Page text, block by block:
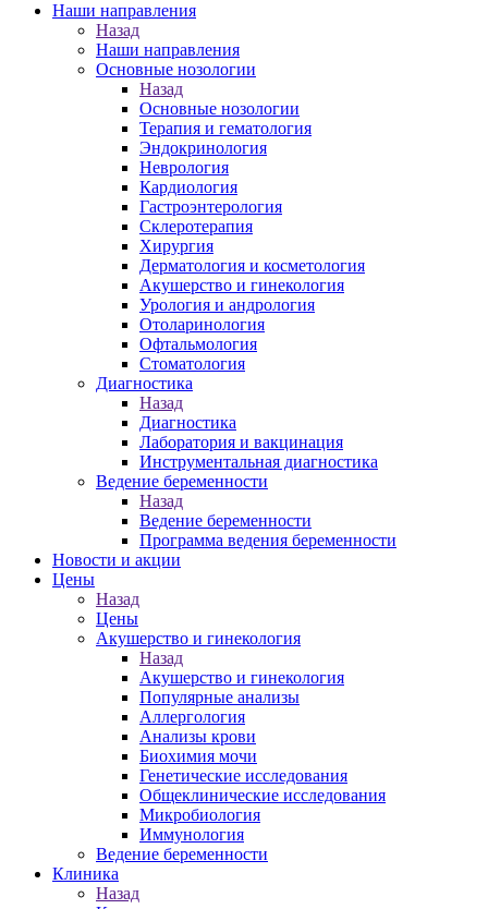
Наши направления
Назад
Наши направления
Основные нозологии
Назад
Основные нозологии
Терапия и гематология
Эндокринология
Неврология
Кардиология
Гастроэнтерология
Склеротерапия
Хирургия
Дерматология и косметология
Акушерство и гинекология
Урология и андрология
Отоларинология
Офтальмология
Стоматология
Диагностика
Назад
Диагностика
Лаборатория и вакцинация
Инструментальная диагностика
Ведение беременности
Назад
Ведение беременности
Программа ведения беременности
Новости и акции
Цены
Назад
Цены
Акушерство и гинекология
Назад
Акушерство и гинекология
Популярные анализы
Аллергология
Анализы крови
Биохимия мочи
Генетические исследования
Общеклинические исследования
Микробиология
Иммунология
Ведение беременности
Клиника
Назад